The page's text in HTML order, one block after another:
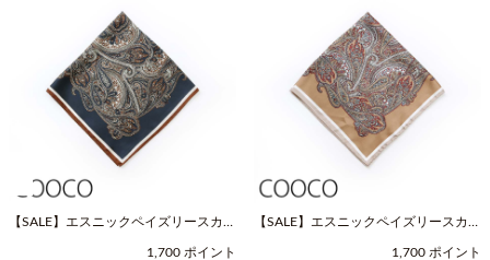
【SALE】エスニックペイズリースカー
1,700 ポイント
【SALE】エスニックペイズリースカー
1,700 ポイント